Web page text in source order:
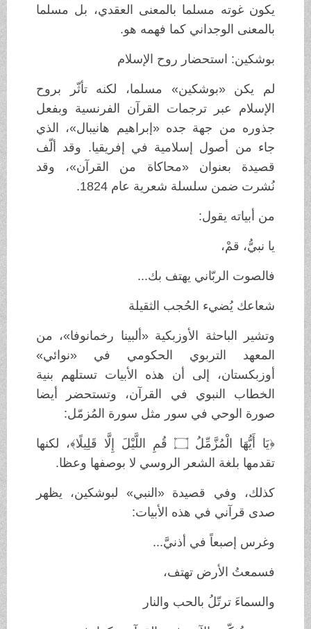
يكون غوته مسلما بالمعنى العقدي، بل مسلما
بالمعنى الوجداني كما فهمه هو.
بوشكين: استحضار روح الإسلام
لم يكن «بوشكين» مسلما، لكنه تأثّر بروح
الإسلام عبر ترجمات القرآن الفرنسية وبفعل
جذوره من جهة جده «إبراهيم هانيبال»، الذي
جاء من أصول إسلامية في إفريقيا. وقد ألّف
قصيدة بعنوان «محاكاة من القرآن»، وقد
نُشرت ضمن سلسلة شعرية عام 1824.
من أبياته يقول:
يا نبيُّ، قمْ،
فالصوت الربّاني يهتف بك...
شعاعك يُضيء الحُجب الثقيلة
وتشير الباحثة الأوزبكية «ألبينا رخمانوفا»، من
المعهد التربوي الحكومي في «نوائي»
أوزبكستان، إلى أن هذه الأبيات تستلهم بنية
الخطاب النبوي في القرآن، وتستحضر أيضا
صورة الوحي في سور مثل سورة المُزمّل:
﴿يَا أَيُّهَا الْمُزَّمِّلُ ۝ قُمِ اللَّيْلَ إِلَّا قَلِيلًا﴾، لكنها
تقدمها بلغة الشعر الروسي لا بوصفها وعظا.
كذلك، وفي قصيدة «النبي» لبوشكين، يظهر
صدى قرآني في هذه الأبيات:
وغرس إصبعاً في أذنيَّ...
فسمعتُ الأرض تهتف،
والسماءَ ترتّلُ بالحب والنار